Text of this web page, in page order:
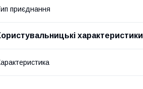
приєднання
характеристики